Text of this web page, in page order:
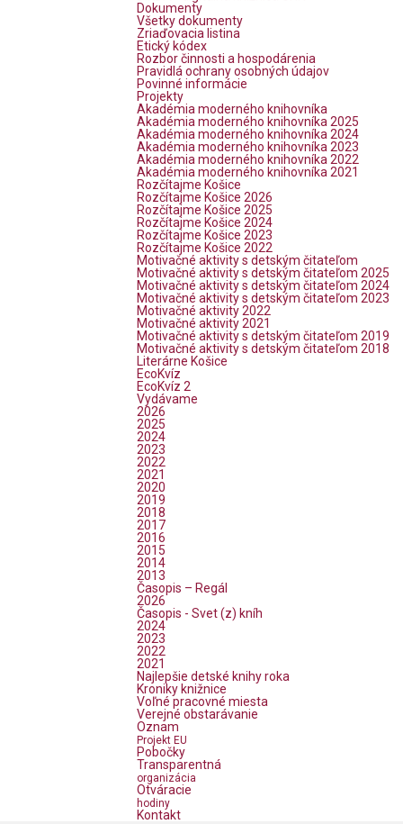
Dokumenty
Všetky dokumenty
Zriaďovacia listina
Etický kódex
Rozbor činnosti a hospodárenia
Pravidlá ochrany osobných údajov
Povinné informácie
Projekty
Akadémia moderného knihovníka
Akadémia moderného knihovníka 2025
Akadémia moderného knihovníka 2024
Akadémia moderného knihovníka 2023
Akadémia moderného knihovníka 2022
Akadémia moderného knihovníka 2021
Rozčítajme Košice
Rozčítajme Košice 2026
Rozčítajme Košice 2025
Rozčítajme Košice 2024
Rozčítajme Košice 2023
Rozčítajme Košice 2022
Motivačné aktivity s detským čitateľom
Motivačné aktivity s detským čitateľom 2025
Motivačné aktivity s detským čitateľom 2024
Motivačné aktivity s detským čitateľom 2023
Motivačné aktivity 2022
Motivačné aktivity 2021
Motivačné aktivity s detským čitateľom 2019
Motivačné aktivity s detským čitateľom 2018
Literárne Košice
EcoKvíz
EcoKvíz 2
Vydávame
2026
2025
2024
2023
2022
2021
2020
2019
2018
2017
2016
2015
2014
2013
Časopis – Regál
2026
Časopis - Svet (z) kníh
2024
2023
2022
2021
Najlepšie detské knihy roka
Kroniky knižnice
Voľné pracovné miesta
Verejné obstarávanie
Oznam
Projekt EU
Pobočky
Transparentná
organizácia
Otváracie
hodiny
Kontakt